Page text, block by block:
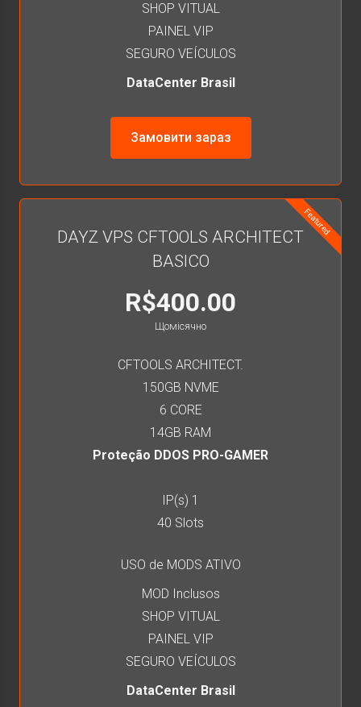
SHOP VITUAL
PAINEL VIP
SEGURO VEÍCULOS
DataCenter Brasil
Замовити зараз
Featured
DAYZ VPS CFTOOLS ARCHITECT
BASICO
R$400.00
Щомісячно
USO de MODS ATIVO
MOD Inclusos
SHOP VITUAL
PAINEL VIP
SEGURO VEÍCULOS
DataCenter Brasil
CFTOOLS ARCHITECT.
150GB NVME
6 CORE
14GB RAM
Proteção DDOS PRO-GAMER
IP(s) 1
40 Slots